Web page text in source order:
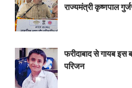
राज्यमंत्री कृष्णपाल
फरीदाबाद से गायब
परिजन